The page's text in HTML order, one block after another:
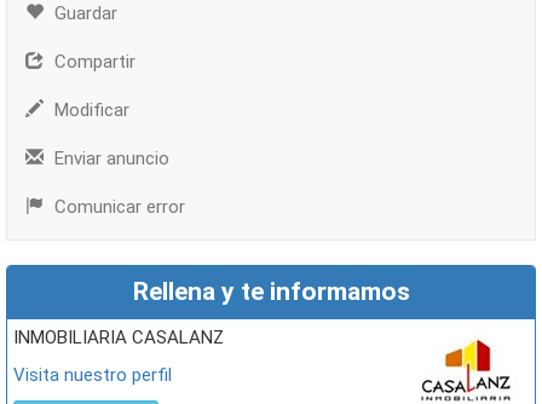
Guardar
Compartir
Modificar
Enviar anuncio
Comunicar error
Rellena y te informamos
INMOBILIARIA CASALANZ
Visita nuestro perfil